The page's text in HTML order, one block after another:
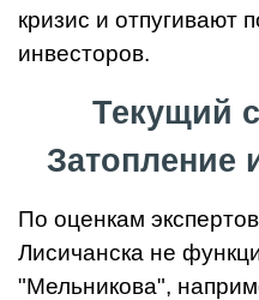
кризис и отпугивают
инвесторов.
Текущий
Затопление
По оценкам
Лисичанска не
"Мельникова",